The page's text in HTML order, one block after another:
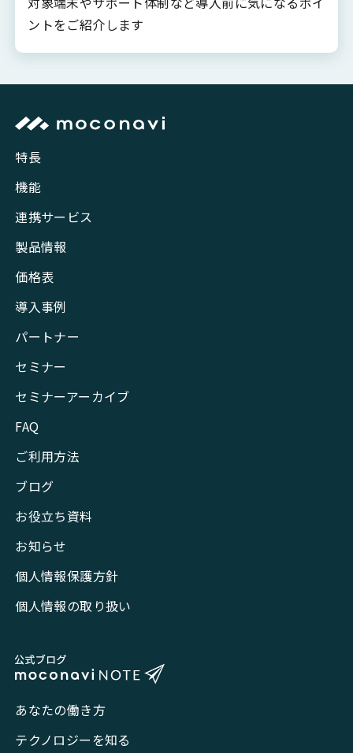
ントをご紹介します
特長
機能
連携サービス
製品情報
価格表
導入事例
パートナー
セミナー
セミナーアーカイブ
FAQ
ご利用方法
ブログ
お役立ち資料
お知らせ
個人情報保護方針
個人情報の取り扱い
あなたの働き方
テクノロジーを知る